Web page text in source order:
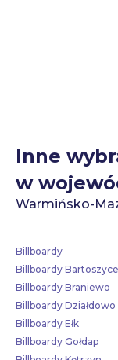
Inne
w
Warmińsko-
Billboardy
Billboardy Bartoszyce
Billboardy Braniewo
Billboardy Działdowo
Billboardy Ełk
Billboardy Gołdap